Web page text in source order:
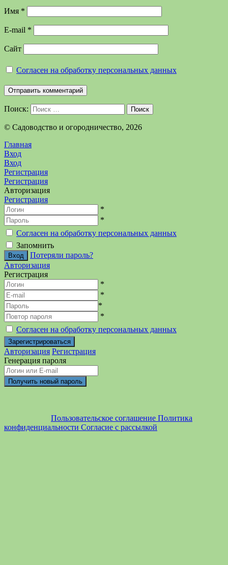
Имя *
E-mail *
Сайт
Согласен на обработку персональных данных
Поиск: Поиск
©️ Садоводство и огородничество, 2026
Главная
Вход
Вход
Регистрация
Регистрация
Авторизация
Регистрация
*
*
Согласен на обработку персональных данных
Запомнить
Потеряли пароль?
Авторизация
Регистрация
*
*
*
*
Согласен на обработку персональных данных
Авторизация Регистрация
Генерация пароля
Пользовательское соглашение Политика
конфиденциальности Согласие с рассылкой